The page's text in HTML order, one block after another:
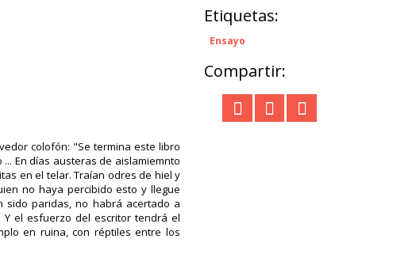
colofón: "Se termina este libro
En días austeras de aislamiemnto
en el telar. Traían odres de hiel y
no haya percibido esto y llegue
sido paridas, no habrá acertado a
el esfuerzo del escritor tendrá el
en ruina, con réptiles entre los
Etiquetas:
Ensayo
Compartir: